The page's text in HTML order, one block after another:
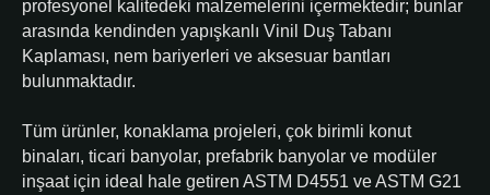
profesyonel kalitedeki malzemelerini içermektedir; bunlar
arasında kendinden yapışkanlı Vinil Duş Tabanı
Kaplaması, nem bariyerleri ve aksesuar bantları
bulunmaktadır.
Tüm ürünler, konaklama projeleri, çok birimli konut
binaları, ticari banyolar, prefabrik banyolar ve modüler
inşaat için ideal hale getiren ASTM D4551 ve ASTM G21